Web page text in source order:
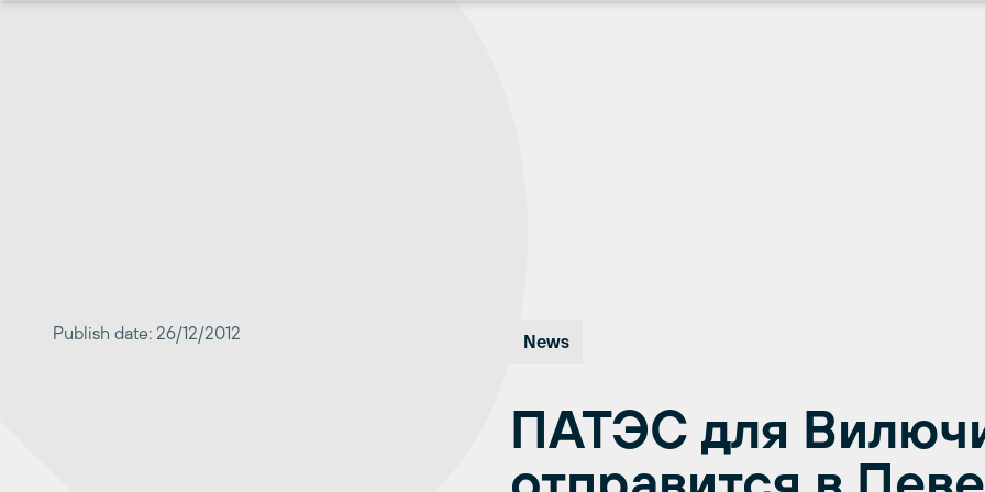
Publish date: 26/12/2012 News
ПАТЭС для